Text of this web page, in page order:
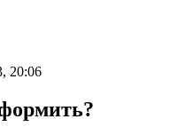
20:06